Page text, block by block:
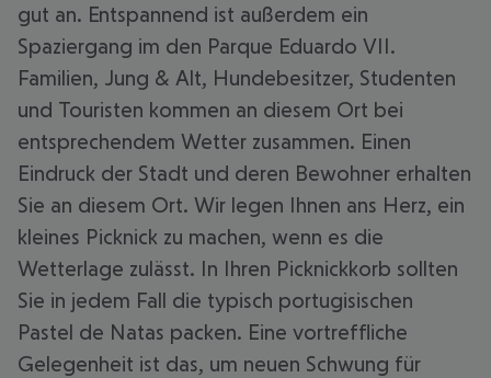
gut an. Entspannend ist außerdem ein
Spaziergang im den Parque Eduardo VII.
Familien, Jung & Alt, Hundebesitzer, Studenten
und Touristen kommen an diesem Ort bei
entsprechendem Wetter zusammen. Einen
Eindruck der Stadt und deren Bewohner erhalten
Sie an diesem Ort. Wir legen Ihnen ans Herz, ein
kleines Picknick zu machen, wenn es die
Wetterlage zulässt. In Ihren Picknickkorb sollten
Sie in jedem Fall die typisch portugisischen
Pastel de Natas packen. Eine vortreffliche
Gelegenheit ist das, um neuen Schwung für